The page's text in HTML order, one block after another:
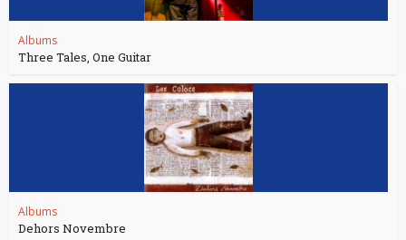
Albums
Three Tales, One Guitar
Albums
Dehors Novembre